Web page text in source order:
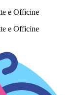
e Officine
e Officine